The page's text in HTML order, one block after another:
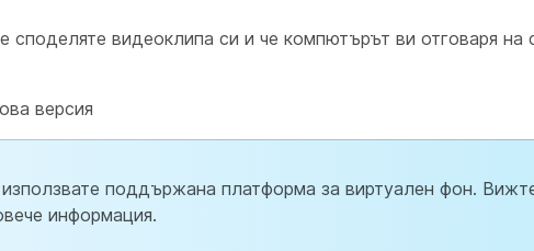
споделяте видеоклипа си и че компютърът ви отговаря на
версия
поддържана платформа за виртуален фон.
информация.